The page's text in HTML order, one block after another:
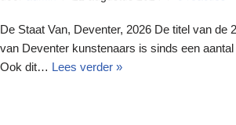
De Staat Van, Deventer, 2026 De titel van de
van Deventer kunstenaars is sinds een aantal
Ook dit… Lees verder »